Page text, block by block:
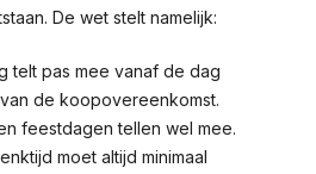
De wet stelt namelijk:
telt pas mee vanaf de dag
de koopovereenkomst.
feestdagen tellen wel mee.
moet altijd minimaal